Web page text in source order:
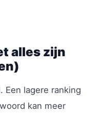
alles zijn
Een lagere ranking
kan meer